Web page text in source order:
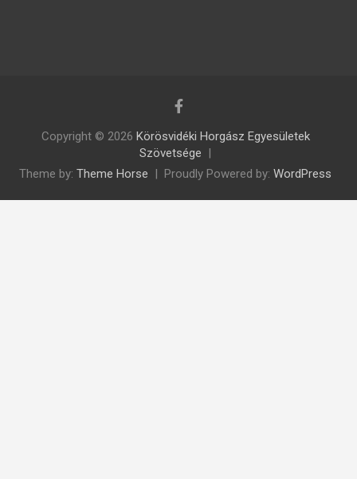
Copyright © 2026 Körösvidéki Horgász Egyesületek
Szövetsége
Theme by: Theme Horse Proudly Powered by: WordPress